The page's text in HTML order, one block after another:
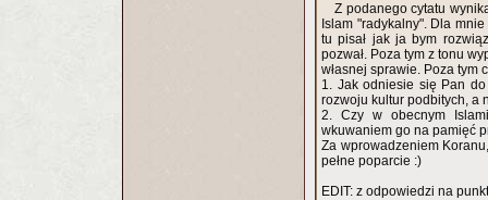
Z podanego cytatu
Islam "radykalny". Dla
tu pisał jak ja bym
pozwał. Poza tym z tonu
własnej sprawie. Poza tym
1. Jak odniesie się Pan
rozwoju kultur podbitych, a
2. Czy w obecnym
wkuwaniem go na pamięć
Za wprowadzeniem
pełne poparcie :)
EDIT: z odpowiedzi na